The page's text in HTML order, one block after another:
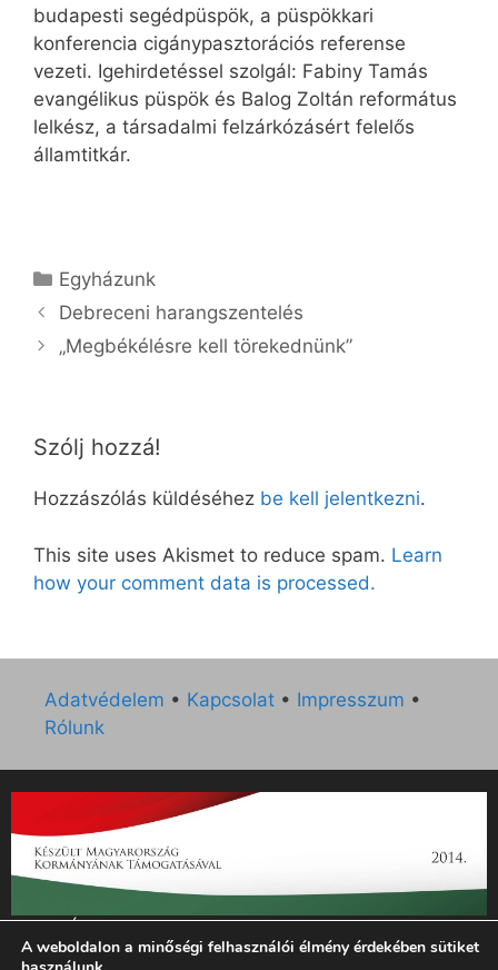
budapesti segédpüspök, a püspökkari
konferencia cigánypasztorációs referense
vezeti. Igehirdetéssel szolgál: Fabiny Tamás
evangélikus püspök és Balog Zoltán református
lelkész, a társadalmi felzárkózásért felelős
államtitkár.
Kategória
Egyházunk
Debreceni harangszentelés
„Megbékélésre kell törekednünk”
Szólj hozzá!
Hozzászólás küldéséhez be kell jelentkezni.
This site uses Akismet to reduce spam. Learn
how your comment data is processed.
Adatvédelem • Kapcsolat • Impresszum •
Rólunk
„Az Új Ember katolikus hetilap 2014. évi működésének
támogatását az EGYH-KCP-14-P-0121 sz. támogatási
A weboldalon a minőségi felhasználói élmény érdekében sütiket